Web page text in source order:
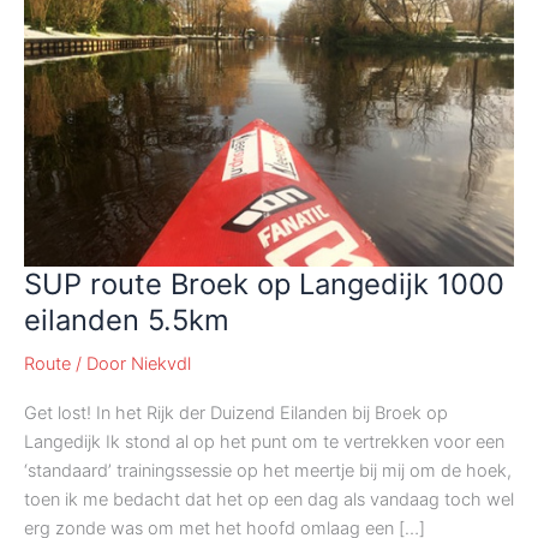
SUP route Broek op Langedijk 1000
eilanden 5.5km
Route / Door Niekvdl
Get lost! In het Rijk der Duizend Eilanden bij Broek op
Langedijk Ik stond al op het punt om te vertrekken voor een
‘standaard’ trainingssessie op het meertje bij mij om de hoek,
toen ik me bedacht dat het op een dag als vandaag toch wel
erg zonde was om met het hoofd omlaag een […]